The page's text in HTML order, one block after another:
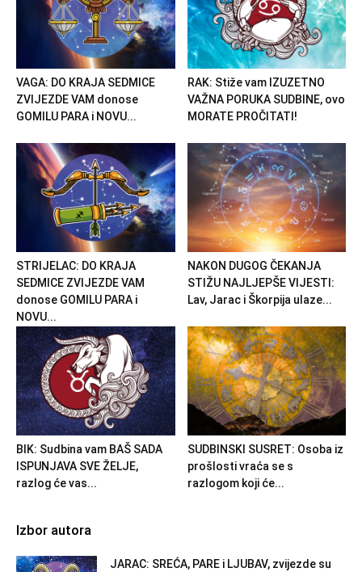
VAGA: DO KRAJA SEDMICE
ZVIJEZDE VAM donose
GOMILU PARA i NOVU...
RAK: Stiže vam IZUZETNO
VAŽNA PORUKA SUDBINE, ovo
MORATE PROČITATI!
STRIJELAC: DO KRAJA
SEDMICE ZVIJEZDE VAM
donose GOMILU PARA i
NOVU...
NAKON DUGOG ČEKANJA
STIŽU NAJLJEPŠE VIJESTI:
Lav, Jarac i Škorpija ulaze...
BIK: Sudbina vam BAŠ SADA
ISPUNJAVA SVE ŽELJE,
razlog će vas...
SUDBINSKI SUSRET: Osoba iz
prošlosti vraća se s
razlogom koji će...
Izbor autora
JARAC: SREĆA, PARE i LJUBAV, zvijezde su